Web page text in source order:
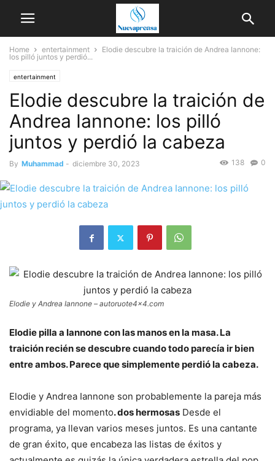
Home entertainment
Elodie descubre la traición de Andrea Iannone:
los pilló juntos y perdió...
entertainment
Elodie descubre la traición de
Andrea Iannone: los pilló
juntos y perdió la cabeza
By Muhammad - diciembre 30, 2023 0
138
Elodie y Andrea Iannone – autoruote4x4.com
Elodie pilla a Iannone con las manos en la masa. La
traición recién se descubre cuando todo parecía ir bien
entre ambos. Parece que simplemente perdió la cabeza.
Elodie y Andrea Iannone son probablemente la pareja más
envidiable del momento. dos hermosas Desde el
programa, ya llevan varios meses juntos. Es una cantante
de gran éxito, que encabeza las listas de éxitos y